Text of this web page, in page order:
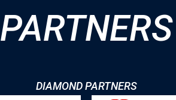
PARTNERS
DIAMOND PARTNERS